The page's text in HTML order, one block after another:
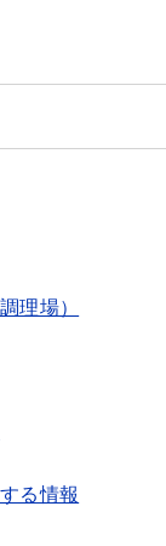
理場）
る情報